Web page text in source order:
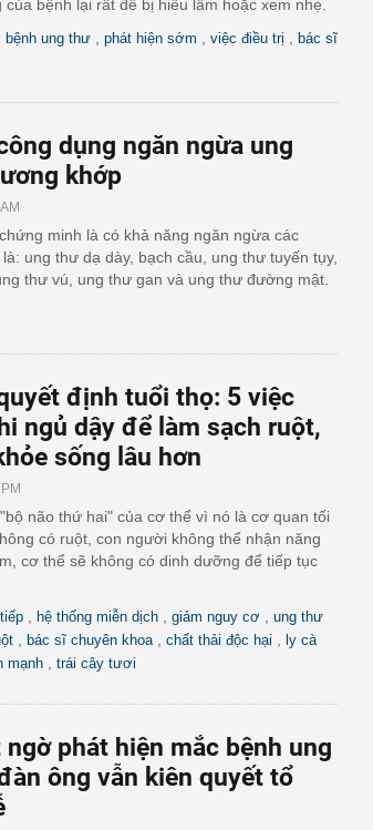
bệnh lại rất dễ bị hiểu lầm hoặc xem nhẹ.
bệnh ung thư phát hiện sớm việc điều trị
bác sĩ
dụng ngăn ngừa ung
khớp
minh là có khả năng ngăn ngừa các
ung thư dạ dày, bạch cầu, ung thư tuyến tụy,
thư vú, ung thư gan và ung thư đường mật.
định tuổi thọ: 5 việc
ngủ dậy để làm sạch ruột,
sống lâu hơn
não thứ hai" của cơ thể vì nó là cơ quan tối
có ruột, con người không thể nhận năng
cơ thể sẽ không có dinh dưỡng để tiếp tục
hệ thống miễn dịch giảm nguy cơ
ung thư
bác sĩ chuyên khoa chất thải độc hại
ly cà
mạnh trái cây tươi
ngờ phát hiện mắc bệnh ung
ông vẫn kiên quyết tổ